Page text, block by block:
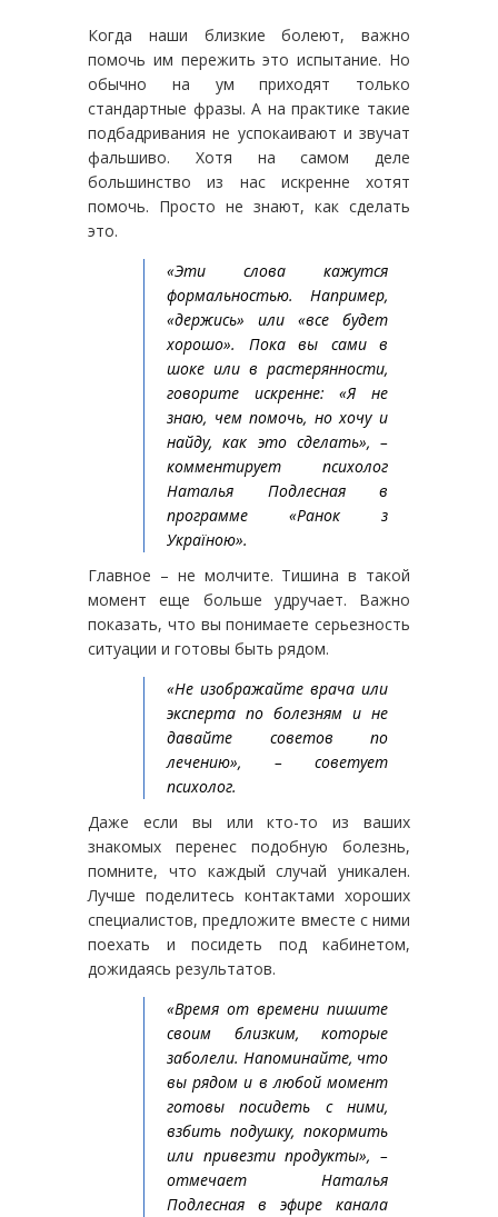
Когда наши близкие болеют, важно
помочь им пережить это испытание. Но
обычно на ум приходят только
стандартные фразы. А на практике такие
подбадривания не успокаивают и звучат
фальшиво. Хотя на самом деле
большинство из нас искренне хотят
помочь. Просто не знают, как сделать
это.
«Эти слова кажутся
формальностью. Например,
«держись» или «все будет
хорошо». Пока вы сами в
шоке или в растерянности,
говорите искренне: «Я не
знаю, чем помочь, но хочу и
найду, как это сделать», –
комментирует психолог
Наталья Подлесная в
программе «Ранок з
Україною».
Главное – не молчите. Тишина в такой
момент еще больше удручает. Важно
показать, что вы понимаете серьезность
ситуации и готовы быть рядом.
«Не изображайте врача или
эксперта по болезням и не
давайте советов по
лечению», – советует
психолог.
Даже если вы или кто-то из ваших
знакомых перенес подобную болезнь,
помните, что каждый случай уникален.
Лучше поделитесь контактами хороших
специалистов, предложите вместе с ними
поехать и посидеть под кабинетом,
дожидаясь результатов.
«Время от времени пишите
своим близким, которые
заболели. Напоминайте, что
вы рядом и в любой момент
готовы посидеть с ними,
взбить подушку, покормить
или привезти продукты», –
отмечает Наталья
Подлесная в эфире канала